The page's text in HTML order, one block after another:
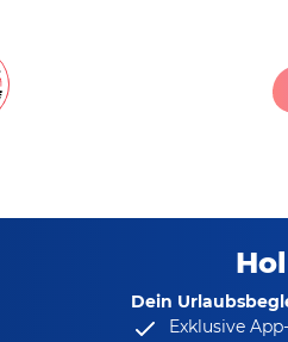
Dein
Exklusive